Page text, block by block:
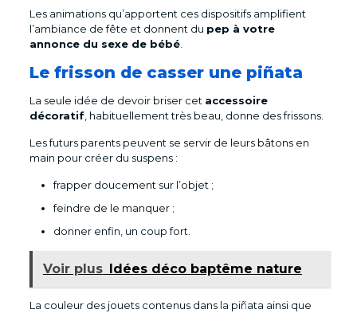
Les animations qu’apportent ces dispositifs amplifient
l’ambiance de fête et donnent du pep à votre
annonce du sexe de bébé.
Le frisson de casser une piñata
La seule idée de devoir briser cet accessoire
décoratif, habituellement très beau, donne des frissons.
Les futurs parents peuvent se servir de leurs bâtons en
main pour créer du suspens :
frapper doucement sur l’objet ;
feindre de le manquer ;
donner enfin, un coup fort.
Voir plus Idées déco baptême nature
La couleur des jouets contenus dans la piñata ainsi que